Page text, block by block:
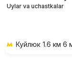
Uylar va uchastkalar
Куйлюк 1.6 км 6